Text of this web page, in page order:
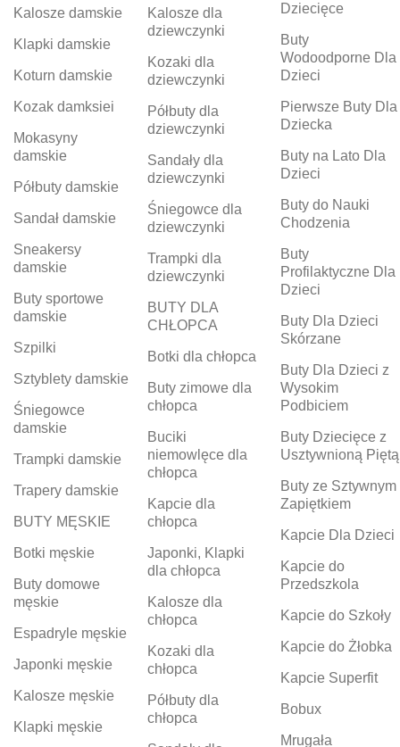
Kalosze damskie
Klapki damskie
Koturn damskie
Kozak damksiei
Mokasyny
damskie
Półbuty damskie
Sandał damskie
Sneakersy
damskie
Buty sportowe
damskie
Szpilki
Sztyblety damskie
Śniegowce
damskie
Trampki damskie
Trapery damskie
BUTY MĘSKIE
Botki męskie
Buty domowe
męskie
Espadryle męskie
Japonki męskie
Kalosze męskie
Klapki męskie
Kalosze dla
dziewczynki
Kozaki dla
dziewczynki
Półbuty dla
dziewczynki
Sandały dla
dziewczynki
Śniegowce dla
dziewczynki
Trampki dla
dziewczynki
BUTY DLA
CHŁOPCA
Botki dla chłopca
Buty zimowe dla
chłopca
Buciki
niemowlęce dla
chłopca
Kapcie dla
chłopca
Japonki, Klapki
dla chłopca
Kalosze dla
chłopca
Kozaki dla
chłopca
Półbuty dla
chłopca
Dziecięce
Buty
Wodoodporne Dla
Dzieci
Pierwsze Buty Dla
Dziecka
Buty na Lato Dla
Dzieci
Buty do Nauki
Chodzenia
Buty
Profilaktyczne Dla
Dzieci
Buty Dla Dzieci
Skórzane
Buty Dla Dzieci z
Wysokim
Podbiciem
Buty Dziecięce z
Usztywnioną Piętą
Buty ze Sztywnym
Zapiętkiem
Kapcie Dla Dzieci
Kapcie do
Przedszkola
Kapcie do Szkoły
Kapcie do Żłobka
Kapcie Superfit
Bobux
Mrugała